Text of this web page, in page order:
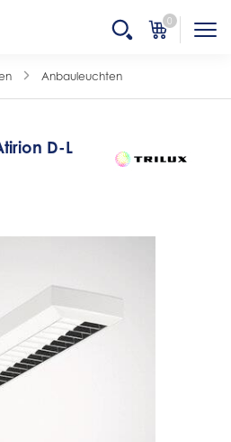
0
Anbauleuchten
D-L